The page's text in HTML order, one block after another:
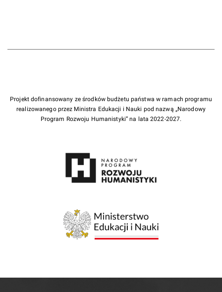
Projekt dofinansowany ze środków budżetu państwa w ramach programu
realizowanego przez Ministra Edukacji i Nauki pod nazwą „Narodowy
Program Rozwoju Humanistyki” na lata 2022-2027.